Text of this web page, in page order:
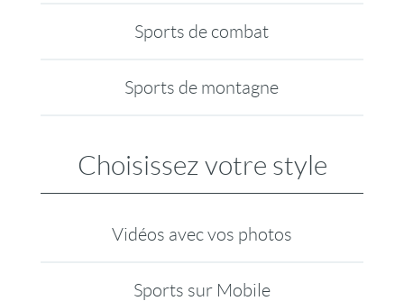
Sports de combat
Sports de montagne
Choisissez votre style
Vidéos avec vos photos
Sports sur Mobile